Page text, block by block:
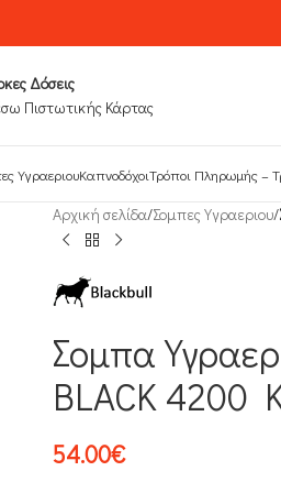
Δόσεις
Πιστωτικής Κάρτας
ΥγραεριουΚαπνοδόχοιΤρόποι Πληρωμής​ –
Αρχική σελίδα/Σομπες Υγραεριου/
Σομπα
BLACK 4200
54.00€